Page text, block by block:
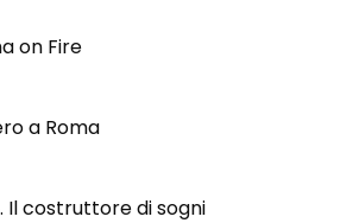
on Fire
a Roma
Il costruttore di sogni